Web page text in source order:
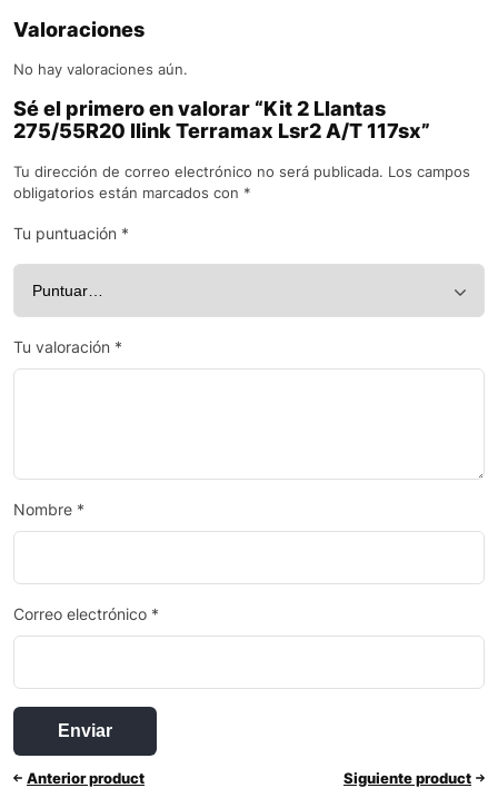
Valoraciones
No hay valoraciones aún.
Sé el primero en valorar “Kit 2 Llantas
275/55R20 Ilink Terramax Lsr2 A/T 117sx”
Tu dirección de correo electrónico no será publicada. Los campos
obligatorios están marcados con *
Tu puntuación *
Tu valoración *
Nombre *
Correo electrónico *
Anterior product Siguiente product